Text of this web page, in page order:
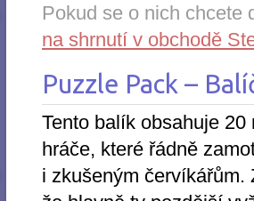
Pokud se o nich chcete
na shrnutí v obchodě
Puzzle Pack –
Tento balík obsahuje
hráče, které řádně
i zkušeným červíkářům.